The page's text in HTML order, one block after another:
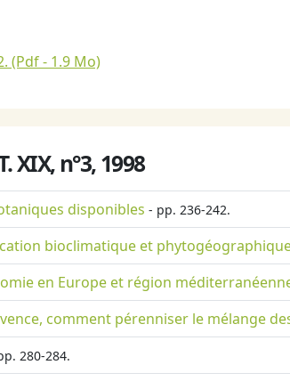
(Pdf - 1.9 Mo)
XIX, n°3, 1998
disponibles - pp. 236-242.
bioclimatique et
en Europe et région
comment pérenniser le mélange
280-284.